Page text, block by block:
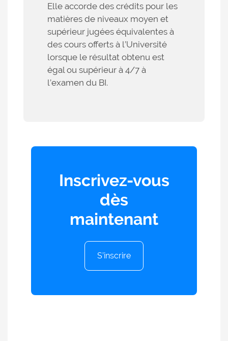
Elle accorde des crédits pour les
matières de niveaux moyen et
supérieur jugées équivalentes à
des cours offerts à l’Université
lorsque le résultat obtenu est
égal ou supérieur à 4/7 à
l’examen du BI.
Inscrivez-vous
dès
maintenant
S’inscrire